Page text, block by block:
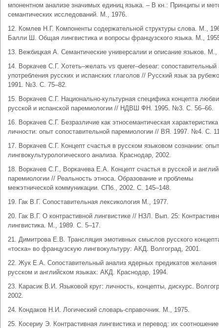
мпонентном анализе значимых единиц языка. – В кн.: Принципы и
семантических исследований. М., 1976.
12. Комлев Н.Г. Компоненты содержательной структуры слова. М.,
Балли Ш. Общая лингвистика и вопросы французского языка. М.,
13. Вежбицкая А. Семантические универсалии и описание языков. М.,
14. Воркачев С.Г. Хотеть–желать vs querer–desear: сопоставительный
употребления русских и испанских глаголов // Русский язык за
1991. №3. С. 75–82.
15. Воркачев С.Г. Национально-культурная специфика концепта
русской и испанской паремиологии // НДВШ ФН. 1995. №3. С. 56–66.
16. Воркачев С.Г. Безразличие как этносемантическая характеристика
личности: опыт сопоставительной паремиологии // ВЯ. 1997. №4. С.
17. Воркачев С.Г. Концепт счастья в русском языковом сознании: опыт
лингвокультурологического анализа. Краснодар, 2002.
18. Воркачев С.Г., Воркачева Е.А. Концепт счастья в русской и
паремиологии // Реальность этноса. Образование и проблемы
межэтнической коммуникации. СПб., 2002. С. 145–148.
19. Гак В.Г. Сопоставительная лексикология М., 1977.
20. Гак В.Г. О контрастивной лингвистике // НЗЛ. Вып. 25:
лингвистика. М., 1989. С. 5–17.
21. Димитрова Е.В. Трансляция эмотивных смыслов русского
«тоска» во французскую лингвокультуру: АКД. Волгоград, 2001.
22. Жук Е.А. Сопоставительный анализ ядерных предикатов желания
русском и английском языках: АКД. Краснодар, 1994.
23. Карасик В.И. Языковой круг: личность, концепты, дискурс.
2002.
24. Кондаков Н.И. Логический словарь-справочник. М., 1975.
25. Косериу Э. Контрастивная лингвистика и перевод: их